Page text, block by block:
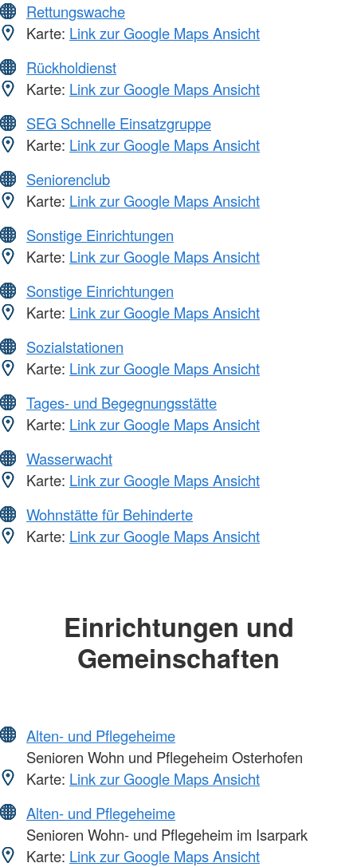
Rettungswache
Karte: Link zur Google Maps Ansicht
Rückholdienst
Karte: Link zur Google Maps Ansicht
SEG Schnelle Einsatzgruppe
Karte: Link zur Google Maps Ansicht
Seniorenclub
Karte: Link zur Google Maps Ansicht
Sonstige Einrichtungen
Karte: Link zur Google Maps Ansicht
Sonstige Einrichtungen
Karte: Link zur Google Maps Ansicht
Sozialstationen
Karte: Link zur Google Maps Ansicht
Tages- und Begegnungsstätte
Karte: Link zur Google Maps Ansicht
Wasserwacht
Karte: Link zur Google Maps Ansicht
Wohnstätte für Behinderte
Karte: Link zur Google Maps Ansicht
Einrichtungen und
Gemeinschaften
Alten- und Pflegeheime
Senioren Wohn und Pflegeheim Osterhofen
Karte: Link zur Google Maps Ansicht
Alten- und Pflegeheime
Senioren Wohn- und Pflegeheim im Isarpark
Karte: Link zur Google Maps Ansicht